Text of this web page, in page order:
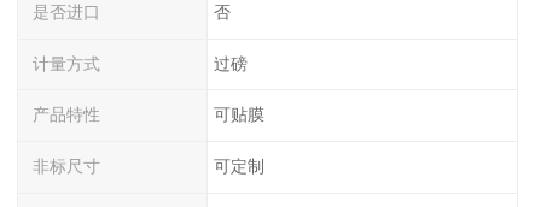
是否进口 否
计量方式 过磅
产品特性 可贴膜
非标尺寸 可定制